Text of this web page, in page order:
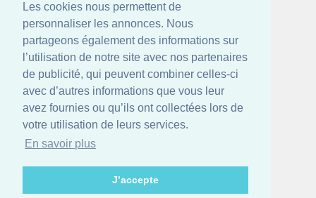
Les cookies nous permettent de
personnaliser les annonces. Nous
partageons également des informations sur
l’utilisation de notre site avec nos partenaires
de publicité, qui peuvent combiner celles-ci
avec d’autres informations que vous leur
avez fournies ou qu’ils ont collectées lors de
votre utilisation de leurs services.
En savoir plus
J’accepte